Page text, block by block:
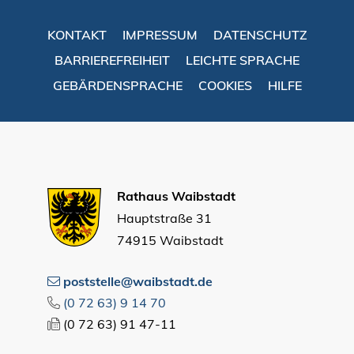
KONTAKT IMPRESSUM
DATENSCHUTZ
BARRIEREFREIHEIT
LEICHTE SPRACHE
GEBÄRDENSPRACHE
COOKIES HILFE
Rathaus Waibstadt
Hauptstraße 31
74915 Waibstadt
poststelle@waibstadt.de
(0 72 63) 9 14 70
(0 72 63) 91 47-11